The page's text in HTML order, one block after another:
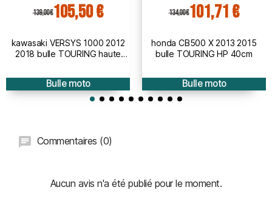
139,00 €105,50 €
kawasaki VERSYS 1000 2012
2018 bulle TOURING haute
Bulle moto
134,00 €101,71 €
honda CB500 X 2013 2015
bulle TOURING HP 40cm
Bulle moto
Commentaires (0)
Aucun avis n'a été publié pour le moment.